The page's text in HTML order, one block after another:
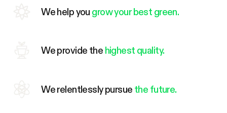
We help you grow your best green.
We provide the highest quality.
We relentlessly pursue the future.